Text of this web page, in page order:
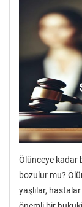
Ölünceye kadar
bozulur mu?
yaşlılar,